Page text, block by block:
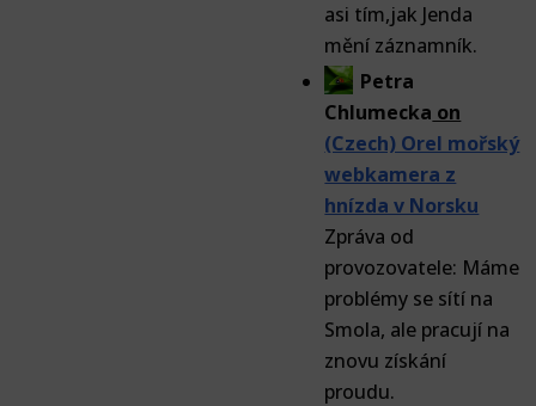
asi tím,jak Jenda
mění záznamník.
Petra
Chlumecka on
(Czech) Orel mořský
webkamera z
hnízda v Norsku
Zpráva od
provozovatele: Máme
problémy se sítí na
Smola, ale pracují na
znovu získání
proudu.